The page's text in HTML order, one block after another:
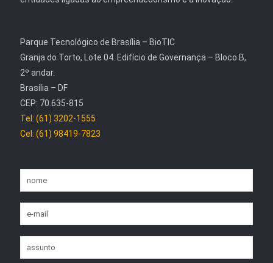
Parque Tecnológico de Brasília – BioTIC
Granja do Torto, Lote 04. Edifício de Governança – Bloco B,
2º andar.
Brasília – DF
CEP: 70.635-815
Tel: (61) 3202-1555
Cel: (61) 98419-7823